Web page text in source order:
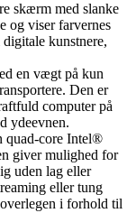
skærm med slanke
og viser farvernes
kunstnere,
en vægt på kun
Den er
computer på
ydeevnen.
quad-core Intel®
giver mulighed for
uden lag eller
eller tung
i forhold til